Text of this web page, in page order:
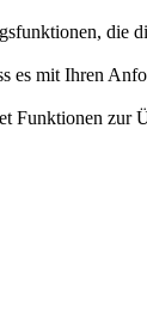
die
es mit Ihren
Funktionen zur